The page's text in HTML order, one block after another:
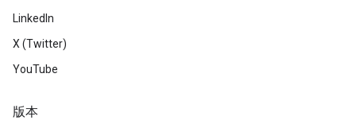
LinkedIn
X (Twitter)
YouTube
版本